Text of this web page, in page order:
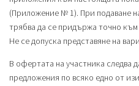
(Приложение № 1). При подаване
трябва да се придържа точно
Не се допуска представяне на
В офертата на участника следва
предложения по всяко едно от